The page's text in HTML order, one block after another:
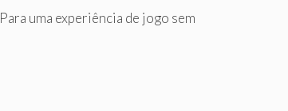
Para uma experiência de jogo sem